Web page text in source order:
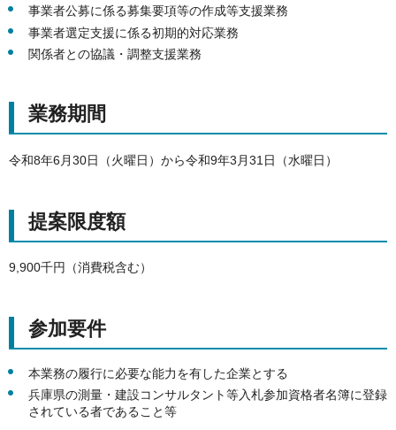
事業者公募に係る募集要項等の作成等支援業務
事業者選定支援に係る初期的対応業務
関係者との協議・調整支援業務
業務期間
令和8年6月30日（火曜日）から令和9年3月31日（水曜日）
提案限度額
9,900千円（消費税含む）
参加要件
本業務の履行に必要な能力を有した企業とする
兵庫県の測量・建設コンサルタント等入札参加資格者名簿に登録
されている者であること等